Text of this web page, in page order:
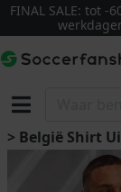
FINAL SALE: tot -
> België Shirt